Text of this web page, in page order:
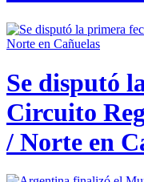
Se disputó
Circuito
/ Norte en